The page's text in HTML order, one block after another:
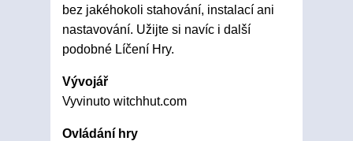
bez jakéhokoli stahování, instalací ani
nastavování. Užijte si navíc i další
podobné Líčení Hry.
Vývojář
Vyvinuto witchhut.com
Ovládání hry